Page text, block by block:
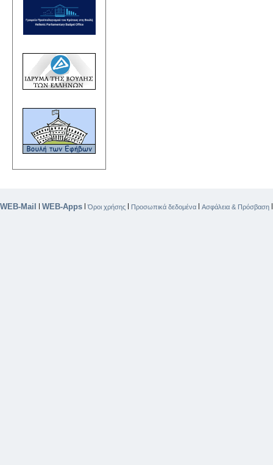
WEB-Mail WEB-Apps |Όροι χρήσης Προσωπικά δεδομένα Ασφάλεια & Πρόσβαση